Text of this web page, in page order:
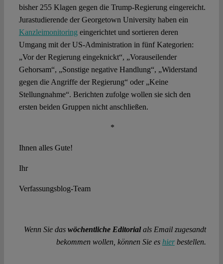
bisher 255 Klagen gegen die Trump-Regierung eingereicht.
Jurastudierende der Georgetown University haben ein
Kanzleimonitoring eingerichtet und sortieren deren
Umgang mit der US-Administration in fünf Kategorien:
„Vor der Regierung eingeknickt“, „Vorauseilender
Gehorsam“, „Sonstige negative Handlung“, „Widerstand
gegen die Angriffe der Regierung“ oder „Keine
Stellungnahme“. Berichten zufolge wollen sie sich den
ersten beiden Gruppen nicht anschließen.
*
Ihnen alles Gute!
Ihr
Verfassungsblog-Team
Wenn Sie das wöchentliche Editorialals Email zugesandt
bekommen wollen, können Sie es hierbestellen.